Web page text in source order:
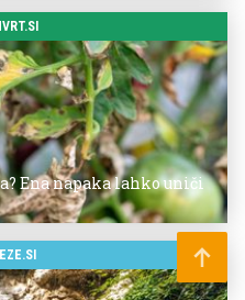
Ena napaka lahko uniči